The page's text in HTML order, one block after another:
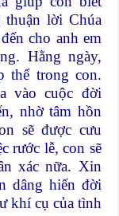
thuận lời Chúa
cho anh em
Hằng ngày,
thể trong con.
vào cuộc đời
nhờ tâm hồn
sẽ được cưu
rước lễ, con sẽ
xác nữa. Xin
dâng hiến đời
khí cụ của tình